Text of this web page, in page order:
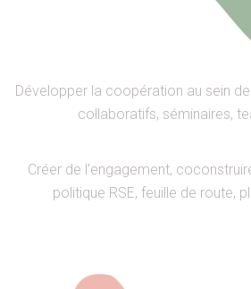
Développer la coopération au sein
collaboratifs, séminaires,
Créer de l’engagement,
politique RSE, feuille de route,